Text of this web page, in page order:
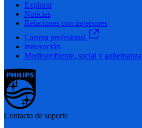
Explorar
Noticias
Relaciones con inversores
Carrera profesional
Innovación
Medioambiente, social y gobernanza
Contacto de soporte